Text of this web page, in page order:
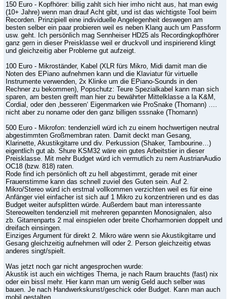
150 Euro - Kopfhörer: billig zahlt sich hier imho nicht aus, hat man ewig
(10+ Jahre) wenn man drauf Acht gibt, und ist das wichtigste Tool beim
Recorden. Prinzipiell eine individuelle Angelegenheit deswegen am
besten selber ein paar probieren weil es neben Klang auch um Passform
usw. geht. Ich persönlich mag Sennheiser HD25 als Recordingkopfhörer
ganz gern in dieser Preisklasse weil er druckvoll und inspirierend klingt
und gleichzeitig aber Probleme gut aufzeigt.
100 Euro - Mikroständer, Kabel (XLR fürs Mikro, Midi damit man die
Noten des EPiano aufnehmen kann und die Klaviatur für virtuelle
Instrumente verwenden, 2x Klinke um die EPiano-Sounds in den
Rechner zu bekommen), Popschutz: Teure Spezialkabel kann man sich
sparen, am besten greift man hier zu bewährter Mittelklasse a la K&M,
Cordial, oder den ‚besseren‘ Eigenmarken wie ProSnake (Thomann) ….
nicht aber zu noname oder den ganz billigen sssnake (Thomann)
500 Euro - Mikrofon: tendenziell würd ich zu einem hochwertigen neutral
abgestimmten Großmembran raten. Damit deckt man Gesang,
Klarinette, Akustikgitarre und div. Perkussion (Shaker, Tambourine…)
eigentlich gut ab. Shure KSM32 wäre ein gutes Arbeitstier in dieser
Preisklasse. Mit mehr Budget würd ich vermutlich zu nem AustrianAudio
OC18 (bzw. 818) raten.
Rode find ich persönlich oft zu hell abgestimmt, gerade mit einer
Frauenstimme kann das schnell zuviel des Guten sein. Auf 2.
Mikro/Stereo würd ich erstmal vollkommen verzichten weil es für eine
Anfänger viel einfacher ist sich auf 1 Mikro zu konzentrieren und es das
Budget weiter aufsplitten würde. Außerdem baut man interessante
Stereowelten tendenziell mit mehreren gepannten Monosignalen, also
zb. Gitarrenparts 2 mal einspielen oder breite Chorharmonien doppelt und
dreifach einsingen.
Einziges Argument für direkt 2. Mikro wäre wenn sie Akustikgitarre und
Gesang gleichzeitig aufnehmen will oder 2. Person gleichzeitig etwas
anderes singt/spielt.
Was jetzt noch gar nicht angesprochen wurde:
Akustik ist auch ein wichtiges Thema, je nach Raum brauchts (fast) nix
oder ein bissl mehr. Hier kann man um wenig Geld auch selber was
bauen. Je nach Handwerkskunst/geschick oder Budget. Kann man auch
mobil gestalten.